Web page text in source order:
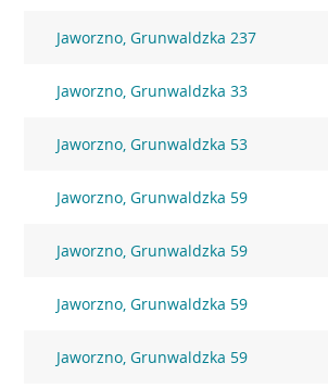
Jaworzno, Grunwaldzka 237
Jaworzno, Grunwaldzka 33
Jaworzno, Grunwaldzka 53
Jaworzno, Grunwaldzka 59
Jaworzno, Grunwaldzka 59
Jaworzno, Grunwaldzka 59
Jaworzno, Grunwaldzka 59